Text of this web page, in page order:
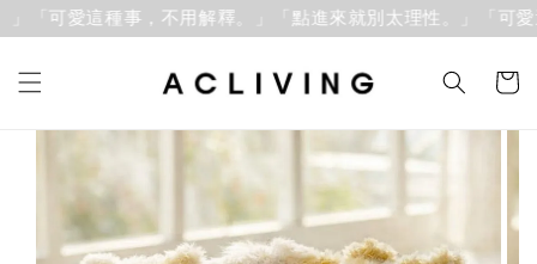
可愛這種事，不用解釋。」 「點進來就別太理性。」「可愛